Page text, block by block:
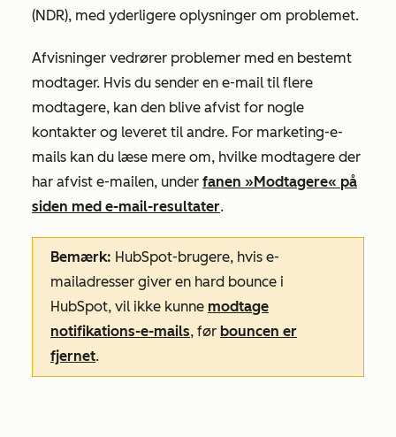
(NDR), med yderligere oplysninger om problemet.
Afvisninger vedrører problemer med en bestemt
modtager. Hvis du sender en e-mail til flere
modtagere, kan den blive afvist for nogle
kontakter og leveret til andre. For marketing-e-
mails kan du læse mere om, hvilke modtagere der
har afvist e-mailen, under fanen »Modtagere« på
siden med e-mail-resultater.
Bemærk: HubSpot-brugere, hvis e-
mailadresser giver en hard bounce i
HubSpot, vil ikke kunne modtage
notifikations-e-mails, før bouncen er
fjernet.